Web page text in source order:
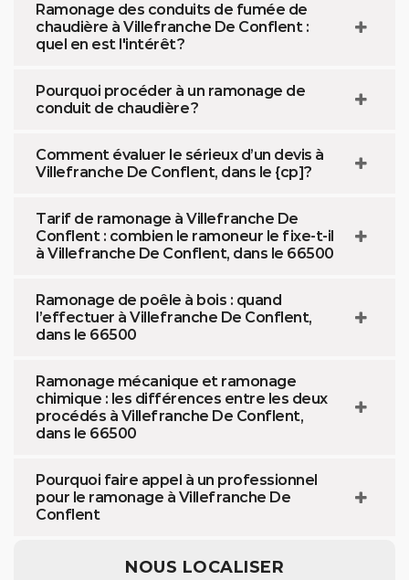
Ramonage des conduits de fumée de
chaudière à Villefranche De Conflent :
quel en est l'intérêt ?
Pourquoi procéder à un ramonage de
conduit de chaudière ?
Comment évaluer le sérieux d’un devis à
Villefranche De Conflent, dans le {cp]?
Tarif de ramonage à Villefranche De
Conflent : combien le ramoneur le fixe-t-il
à Villefranche De Conflent, dans le 66500
Ramonage de poêle à bois : quand
l’effectuer à Villefranche De Conflent,
dans le 66500
Ramonage mécanique et ramonage
chimique : les différences entre les deux
procédés à Villefranche De Conflent,
dans le 66500
Pourquoi faire appel à un professionnel
pour le ramonage à Villefranche De
Conflent
NOUS LOCALISER